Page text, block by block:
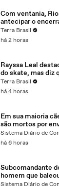
Com ventania,
antecipar o
atividades não
Terra Brasil
há 2 horas
Rayssa Leal
do skate, mas diz
'cultura' por trás
Terra Brasil
há 4 horas
Em sua maioria
são mortos por
Teixeira, confirma
Sistema Diário de
há 6 horas
Subcomandante
homem que
Cajazeiras segue
Sistema Diário de